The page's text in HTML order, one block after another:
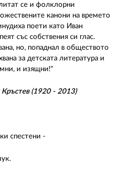
се и фолклорни
канони на времето
поети като Иван
със собствения си глас.
но, попаднал в обществото
за детската литература и
и изящни!"
(1920 - 2013)
спестени -